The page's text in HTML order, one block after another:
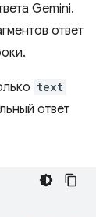
Gemini.
ответ
text
ответ